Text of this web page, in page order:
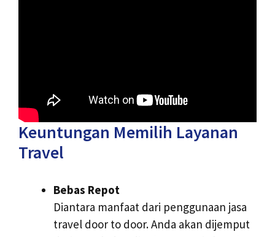
Keuntungan Memilih Layanan
Travel
Bebas Repot
Diantara manfaat dari penggunaan jasa
travel door to door. Anda akan dijemput